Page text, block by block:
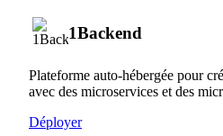
1Backend
Plateforme auto-hébergée pour
avec des microservices et des
Déployer